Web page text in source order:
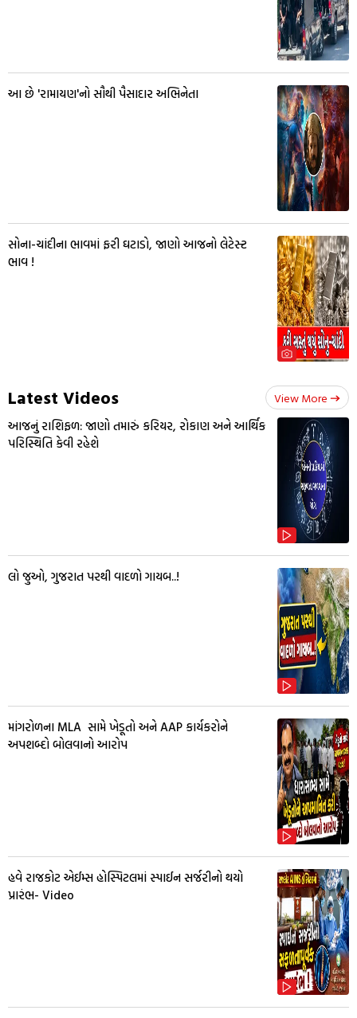
આ છે 'રામાયણ'નો સૌથી પૈસાદાર અભિનેતા
સોના-ચાંદીના ભાવમાં ફરી ઘટાડો, જાણો આજનો લેટેસ્ટ
ભાવ !
Latest Videos View More
આજનું રાશિફળ: જાણો તમારું કરિયર, રોકાણ અને આર્થિક
પરિસ્થિતિ કેવી રહેશે
લો જુઓ, ગુજરાત પરથી વાદળો ગાયબ..!
માંગરોળના MLA સામે ખેડૂતો અને AAP કાર્યકરોને
અપશબ્દો બોલવાનો આરોપ
હવે રાજકોટ એઈમ્સ હોસ્પિટલમાં સ્પાઈન સર્જરીનો થયો
પ્રારંભ- Video